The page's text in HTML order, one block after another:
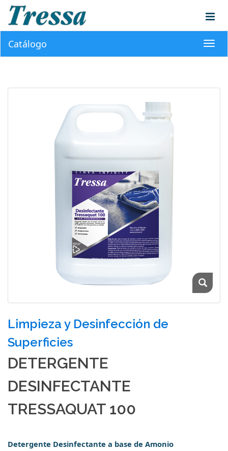
Catálogo
Limpieza y Desinfección de
Superficies
DETERGENTE
DESINFECTANTE
TRESSAQUAT 100
Detergente Desinfectante a base de Amonio